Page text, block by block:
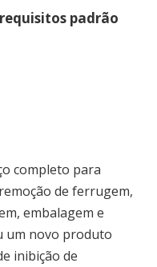
padrão
completo para
de ferrugem,
embalagem e
um novo produto
inibição de